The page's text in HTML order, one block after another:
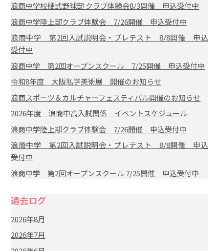
浪商中学校硬式野球部 クラブ体験会8/3開催 申込受付中
浪商中学陸上部クラブ体験会 7/26開催 申込受付中
浪商中学 第2回入試説明会・プレテスト 8/8開催 申込
受付中
浪商中学 第2回オープンスクール 7/25開催 申込受付中
令和8年度 大阪私学美術展 開催のお知らせ
浪商スポーツ＆カルチャーフェスティバル開催のお知らせ
2026年度 浪商中高入試関係 イベントスケジュール
浪商中学陸上部クラブ体験会 7/26開催 申込受付中
浪商中学 第2回入試説明会・プレテスト 8/8開催 申込
受付中
浪商中学 第2回オープンスクール 7/25開催 申込受付中
過去ログ
2026年8月
2026年7月